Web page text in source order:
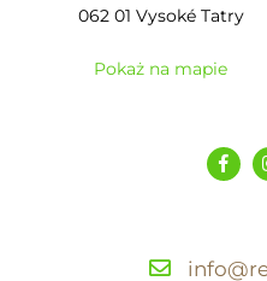
062 01 Vysoké Tatry
Pokaż na mapie